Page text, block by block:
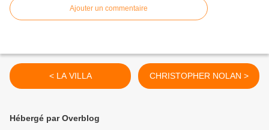
Ajouter un commentaire
< LA VILLA CHRISTOPHER NOLAN >
Hébergé par Overblog